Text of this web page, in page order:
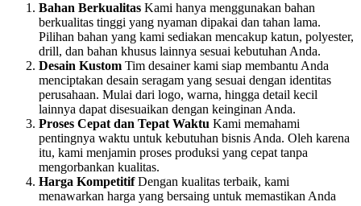
Bahan Berkualitas Kami hanya menggunakan bahan
berkualitas tinggi yang nyaman dipakai dan tahan lama.
Pilihan bahan yang kami sediakan mencakup katun, polyester,
drill, dan bahan khusus lainnya sesuai kebutuhan Anda.
Desain Kustom Tim desainer kami siap membantu Anda
menciptakan desain seragam yang sesuai dengan identitas
perusahaan. Mulai dari logo, warna, hingga detail kecil
lainnya dapat disesuaikan dengan keinginan Anda.
Proses Cepat dan Tepat Waktu Kami memahami
pentingnya waktu untuk kebutuhan bisnis Anda. Oleh karena
itu, kami menjamin proses produksi yang cepat tanpa
mengorbankan kualitas.
Harga KompetitifDengan kualitas terbaik, kami
menawarkan harga yang bersaing untuk memastikan Anda